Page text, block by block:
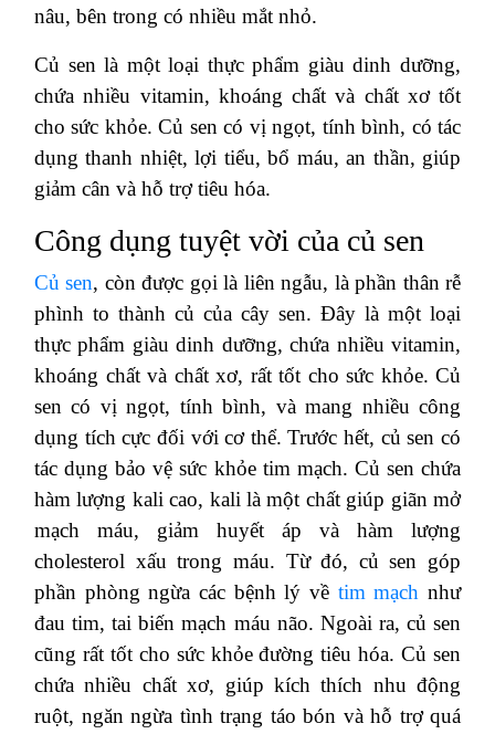
nâu, bên trong có nhiều mắt nhỏ.
Củ sen là một loại thực phẩm giàu dinh dưỡng,
chứa nhiều vitamin, khoáng chất và chất xơ tốt
cho sức khỏe. Củ sen có vị ngọt, tính bình, có tác
dụng thanh nhiệt, lợi tiểu, bổ máu, an thần, giúp
giảm cân và hỗ trợ tiêu hóa.
Công dụng tuyệt vời của củ sen
Củ sen, còn được gọi là liên ngẫu, là phần thân rễ
phình to thành củ của cây sen. Đây là một loại
thực phẩm giàu dinh dưỡng, chứa nhiều vitamin,
khoáng chất và chất xơ, rất tốt cho sức khỏe. Củ
sen có vị ngọt, tính bình, và mang nhiều công
dụng tích cực đối với cơ thể. Trước hết, củ sen có
tác dụng bảo vệ sức khỏe tim mạch. Củ sen chứa
hàm lượng kali cao, kali là một chất giúp giãn mở
mạch máu, giảm huyết áp và hàm lượng
cholesterol xấu trong máu. Từ đó, củ sen góp
phần phòng ngừa các bệnh lý về tim mạch như
đau tim, tai biến mạch máu não. Ngoài ra, củ sen
cũng rất tốt cho sức khỏe đường tiêu hóa. Củ sen
chứa nhiều chất xơ, giúp kích thích nhu động
ruột, ngăn ngừa tình trạng táo bón và hỗ trợ quá